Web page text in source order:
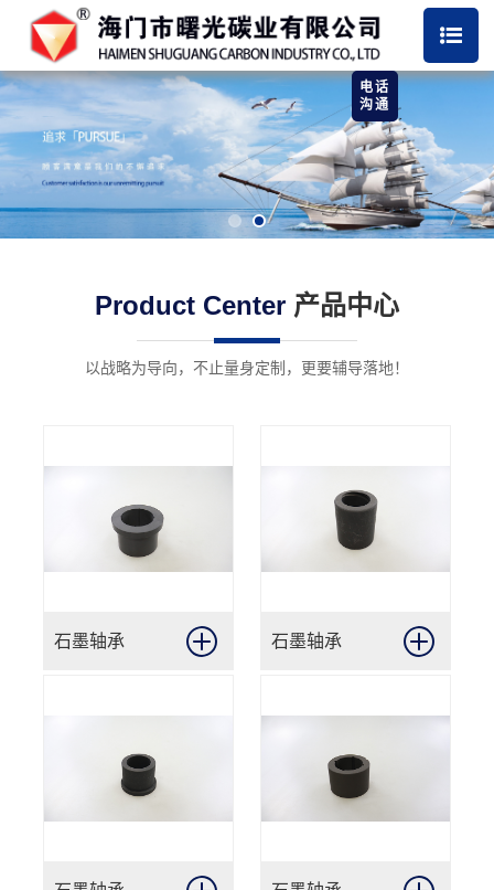
电话
沟通
Product Center 产品中心
以战略为导向，不止量身定制，更要辅导落地！
石墨轴承 石墨轴承